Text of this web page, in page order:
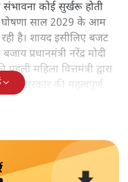
कोई सुर्खरू होती
घोषणा साल 2029 के आम
है। शायद इसीलिए बजट
प्रधानमंत्री नरेंद्र मोदी
महिला वित्तमंत्री द्वारा
सरकार की महत्वपूर्ण